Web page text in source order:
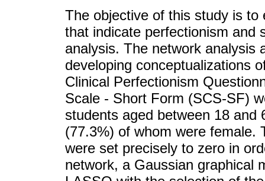
The objective of this study is to
that indicate perfectionism and
analysis. The network analysis
developing conceptualizations
Clinical Perfectionism
Scale - Short Form (SCS-SF)
students aged between 18
(77.3%) of whom were female.
were set precisely to zero in
network, a Gaussian graphical